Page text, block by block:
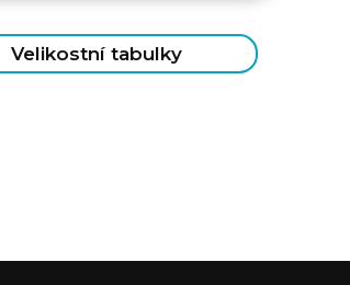
Velikostní tabulky